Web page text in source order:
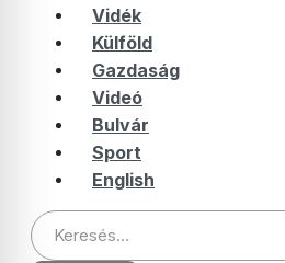
Vidék
Külföld
Gazdaság
Videó
Bulvár
Sport
English
Keresés: